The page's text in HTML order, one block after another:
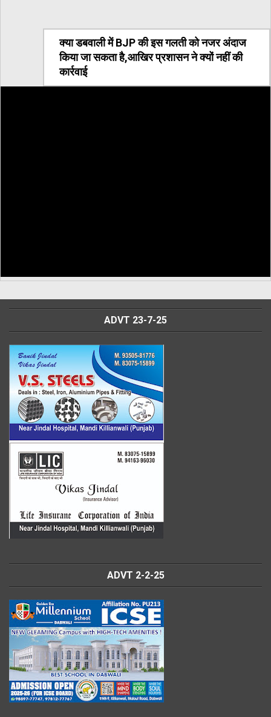
क्या डबवाली में BJP की इस गलती को नजर अंदाज
किया जा सकता है,आखिर प्रशासन ने क्यों नहीं की
कार्रवाई
ADVT 23-7-25
ADVT 2-2-25